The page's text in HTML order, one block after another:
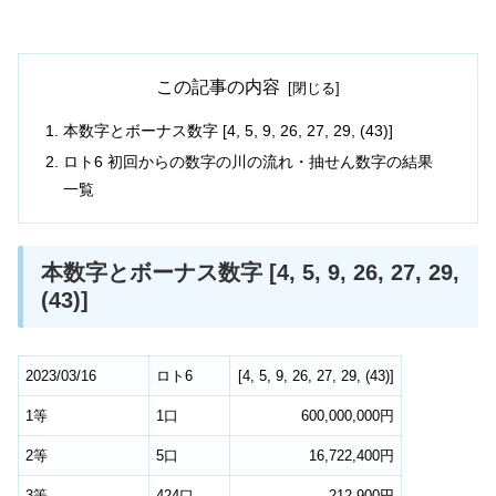
この記事の内容
本数字とボーナス数字 [4, 5, 9, 26, 27, 29, (43)]
ロト6 初回からの数字の川の流れ・抽せん数字の結果
一覧
本数字とボーナス数字 [4, 5, 9, 26, 27, 29,
(43)]
2023/03/16 ロト6 [4, 5, 9, 26, 27, 29, (43)]
1等 1口 600,000,000円
2等 5口 16,722,400円